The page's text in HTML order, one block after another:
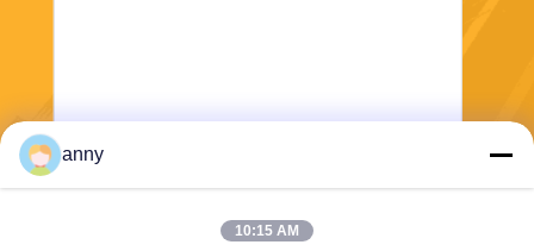
Στείλε
anny
10:15 AM